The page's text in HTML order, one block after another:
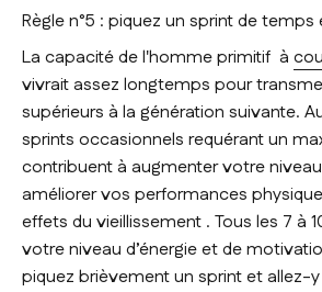
Règle n°5 : piquez un sprint de
La capacité de l'homme primitif à
vivrait assez longtemps pour
supérieurs à la génération suivante.
sprints occasionnels requérant un
contribuent à augmenter votre niveau
améliorer vos performances
effets du vieillissement . Tous les 7 à
votre niveau d’énergie et de
piquez brièvement un sprint et allez-